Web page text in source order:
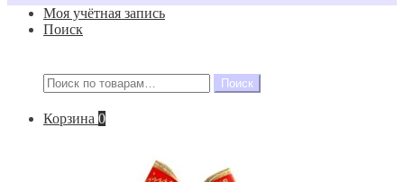
Моя учётная запись
Поиск
Искать: Поиск
Корзина 0